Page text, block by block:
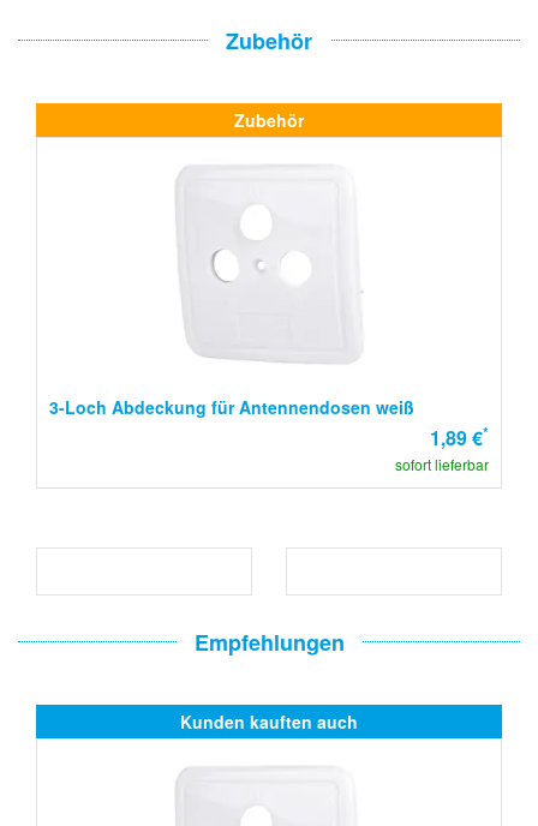
Zubehör
Zubehör
3-Loch Abdeckung für Antennendosen weiß
1,89 €*
sofort lieferbar
Empfehlungen
Kunden kauften auch